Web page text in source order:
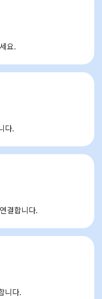
요.
다.
결합니다.
니다.